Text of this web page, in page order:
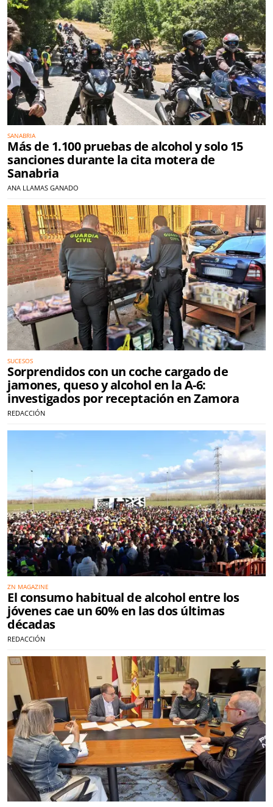
SANABRIA
Más de 1.100 pruebas de alcohol y solo 15
sanciones durante la cita motera de
Sanabria
ANA LLAMAS GANADO
SUCESOS
Sorprendidos con un coche cargado de
jamones, queso y alcohol en la A-6:
investigados por receptación en Zamora
REDACCIÓN
ZN MAGAZINE
El consumo habitual de alcohol entre los
jóvenes cae un 60% en las dos últimas
décadas
REDACCIÓN